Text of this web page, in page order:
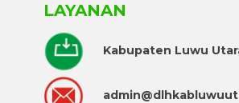
LAYANAN
Kabupaten Luwu